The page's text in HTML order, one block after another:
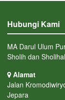
Hubungi Kami
MA Darul Ulum
Sholih dan
Alamat
Jalan
Jepara